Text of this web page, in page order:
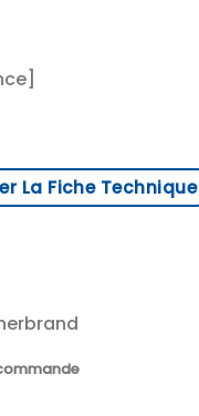
La Fiche Technique
feuille 2mg E2 inox